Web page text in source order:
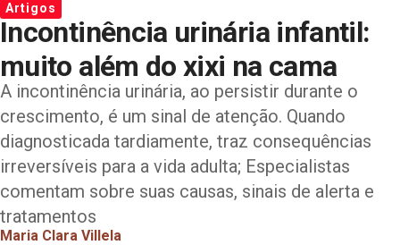
Artigos
Incontinência urinária infantil:
muito além do xixi na cama
A incontinência urinária, ao persistir durante o
crescimento, é um sinal de atenção. Quando
diagnosticada tardiamente, traz consequências
irreversíveis para a vida adulta; Especialistas
comentam sobre suas causas, sinais de alerta e
tratamentos
Maria Clara Villela